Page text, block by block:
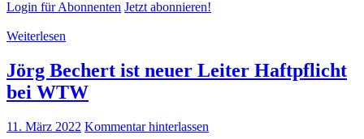
Login für Abonnenten Jetzt abonnieren!
Weiterlesen
Jörg Bechert ist neuer Leiter Haftpflicht
bei WTW
11. März 2022 Kommentar hinterlassen